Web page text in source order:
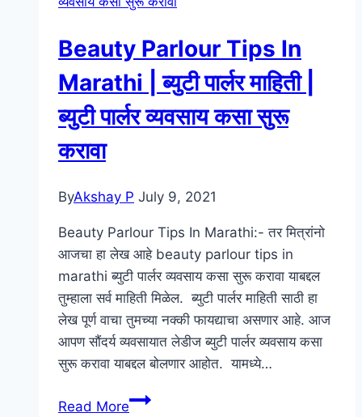
Skin
Skin
Care
Tips
In
Beauty Parlour Tips In
Marathi | ब्युटी पार्लर माहिती |
ब्युटी पार्लर व्यवसाय कसा सुरू
करावा
ByAkshay P July 9, 2021
Beauty Parlour Tips In Marathi:- तर मित्रांनो
आजचा हा लेख आहे beauty parlour tips in
marathi ब्युटी पार्लर व्यवसाय कसा सुरू करावा याबद्दल
तुम्हाला सर्व माहिती मिळेल. ब्युटी पार्लर माहिती साठी हा
लेख पूर्ण वाचा तुमच्या नक्की फायद्याचा असणार आहे. आज
आपण सौंदर्य व्यवसायात लेडीज ब्युटी पार्लर व्यवसाय कसा
सुरू करावा याबद्दल बोलणार आहोत. यामध्ये…
Read MoreBeauty